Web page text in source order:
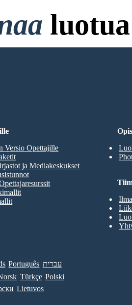
ja ei
Versio Opettajille
ja Mediakeskukset
Português עברית
Türkçe Polski
Lietuvos